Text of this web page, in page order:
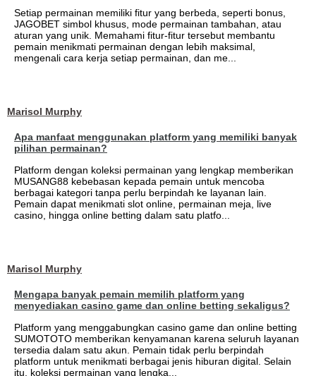
Setiap permainan memiliki fitur yang berbeda, seperti bonus,
JAGOBET simbol khusus, mode permainan tambahan, atau
aturan yang unik. Memahami fitur-fitur tersebut membantu
pemain menikmati permainan dengan lebih maksimal,
mengenali cara kerja setiap permainan, dan me...
Marisol Murphy
Apa manfaat menggunakan platform yang memiliki banyak
pilihan permainan?
Platform dengan koleksi permainan yang lengkap memberikan
MUSANG88 kebebasan kepada pemain untuk mencoba
berbagai kategori tanpa perlu berpindah ke layanan lain.
Pemain dapat menikmati slot online, permainan meja, live
casino, hingga online betting dalam satu platfo...
Marisol Murphy
Mengapa banyak pemain memilih platform yang
menyediakan casino game dan online betting sekaligus?
Platform yang menggabungkan casino game dan online betting
SUMOTOTO memberikan kenyamanan karena seluruh layanan
tersedia dalam satu akun. Pemain tidak perlu berpindah
platform untuk menikmati berbagai jenis hiburan digital. Selain
itu, koleksi permainan yang lengka...